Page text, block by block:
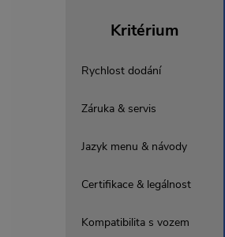
Kritérium
Rychlost dodání
Záruka & servis
Jazyk menu & návody
Certifikace & legálnost
Kompatibilita s vozem